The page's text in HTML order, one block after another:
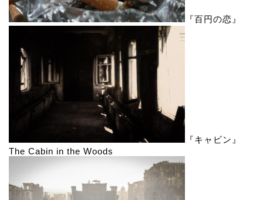
『百円の恋』
『キャビン』
The Cabin in the Woods